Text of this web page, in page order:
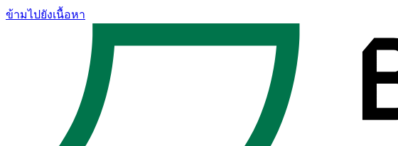
ข้ามไปยังเนื้อหา